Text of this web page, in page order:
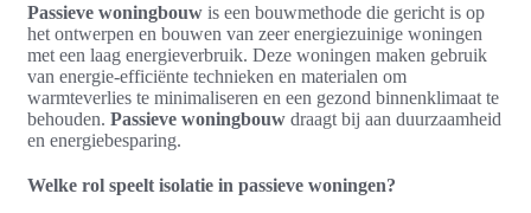
Passieve woningbouw is een bouwmethode die gericht is op
het ontwerpen en bouwen van zeer energiezuinige woningen
met een laag energieverbruik. Deze woningen maken gebruik
van energie-efficiënte technieken en materialen om
warmteverlies te minimaliseren en een gezond binnenklimaat te
behouden. Passieve woningbouw draagt bij aan duurzaamheid
en energiebesparing.
Welke rol speelt isolatie in passieve woningen?